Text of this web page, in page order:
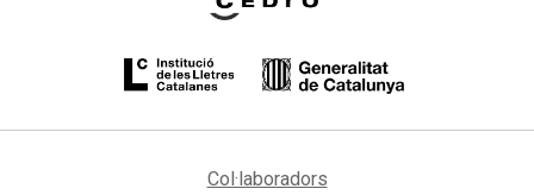
Col·laboradors